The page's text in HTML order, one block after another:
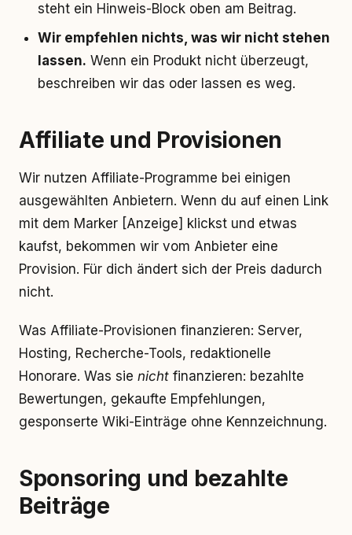
steht ein Hinweis-Block oben am Beitrag.
Wir empfehlen nichts, was wir nicht stehen
lassen. Wenn ein Produkt nicht überzeugt,
beschreiben wir das oder lassen es weg.
Affiliate und Provisionen
Wir nutzen Affiliate-Programme bei einigen
ausgewählten Anbietern. Wenn du auf einen Link
mit dem Marker [Anzeige] klickst und etwas
kaufst, bekommen wir vom Anbieter eine
Provision. Für dich ändert sich der Preis dadurch
nicht.
Was Affiliate-Provisionen finanzieren: Server,
Hosting, Recherche-Tools, redaktionelle
Honorare. Was sie nicht finanzieren: bezahlte
Bewertungen, gekaufte Empfehlungen,
gesponserte Wiki-Einträge ohne Kennzeichnung.
Sponsoring und bezahlte
Beiträge